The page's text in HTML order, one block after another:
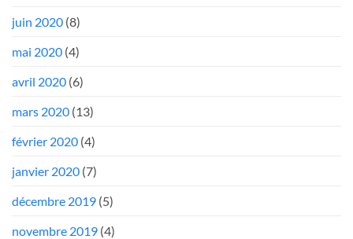
juin 2020 (8)
mai 2020 (4)
avril 2020 (6)
mars 2020 (13)
février 2020 (4)
janvier 2020 (7)
décembre 2019 (5)
novembre 2019 (4)